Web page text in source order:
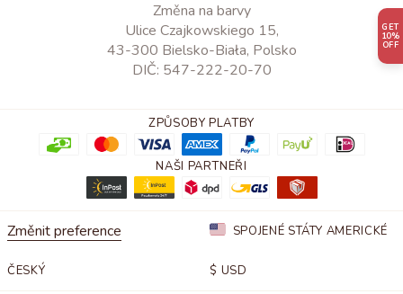
Změna na barvy
Ulice Czajkowskiego 15,
43-300 Bielsko-Biała, Polsko
DIČ: 547-222-20-70
ZPŮSOBY PLATBY
NAŠI PARTNEŘI
Změnit preference SPOJENÉ STÁTY AMERICKÉ
ČESKÝ $ USD
GET
10%
OFF